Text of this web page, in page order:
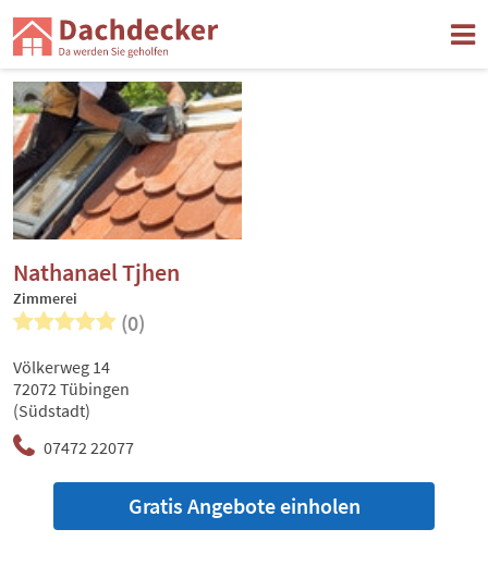
Nathanael Tjhen
Zimmerei
(0)
07472 22077
Völkerweg 14
72072 Tübingen
(Südstadt)
Gratis Angebote einholen